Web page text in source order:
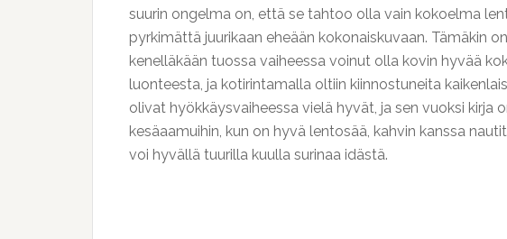
suurin ongelma on, että se tahtoo olla vain kokoelma
pyrkimättä juurikaan eheään kokonaiskuvaan. Tämäkin
kenelläkään tuossa vaiheessa voinut olla kovin hyvää
luonteesta, ja kotirintamalla oltiin kiinnostuneita
olivat hyökkäysvaiheessa vielä hyvät, ja sen vuoksi kirja
kesäaamuihin, kun on hyvä lentosää, kahvin kanssa
voi hyvällä tuurilla kuulla surinaa idästä.